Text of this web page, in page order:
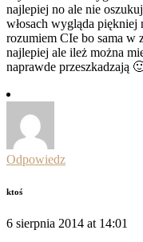
najlepiej no ale nie
włosach wygląda
rozumiem CIe bo sama w
najlepiej ale ileż można
naprawde przeszkadzają
Odpowiedz
ktoś
6 sierpnia 2014 at 14:01